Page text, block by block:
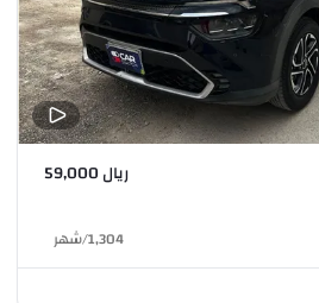
ريال 59,000
1,304
/شهر